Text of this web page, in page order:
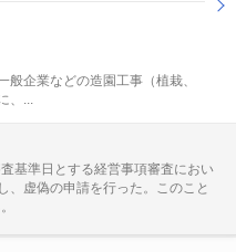
般企業などの造園工事（植栽、
、...
基準日とする経営事項審査におい
、虚偽の申請を行った。このこと